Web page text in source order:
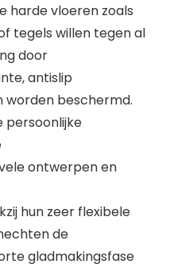
harde vloeren zoals
tegels willen tegen al
door
antislip
beschermd.
persoonlijke
ontwerpen en
hun zeer flexibele
de
gladmakingsfase